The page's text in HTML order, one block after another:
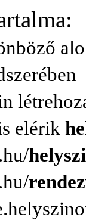
elérik